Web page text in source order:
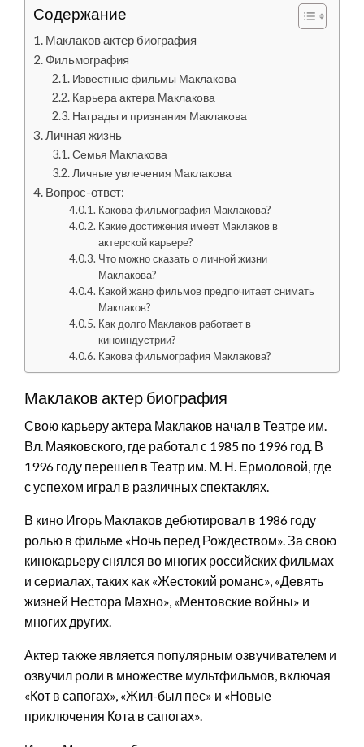
Содержание
Маклаков актер биография
Фильмография
Известные фильмы Маклакова
Карьера актера Маклакова
Награды и признания Маклакова
Личная жизнь
Семья Маклакова
Личные увлечения Маклакова
Вопрос-ответ:
Какова фильмография Маклакова?
Какие достижения имеет Маклаков в
актерской карьере?
Что можно сказать о личной жизни
Маклакова?
Какой жанр фильмов предпочитает снимать
Маклаков?
Как долго Маклаков работает в
киноиндустрии?
Какова фильмография Маклакова?
Маклаков актер биография
Свою карьеру актера Маклаков начал в Театре им.
Вл. Маяковского, где работал с 1985 по 1996 год. В
1996 году перешел в Театр им. М. Н. Ермоловой, где
с успехом играл в различных спектаклях.
В кино Игорь Маклаков дебютировал в 1986 году
ролью в фильме «Ночь перед Рождеством». За свою
кинокарьеру снялся во многих российских фильмах
и сериалах, таких как «Жестокий романс», «Девять
жизней Нестора Махно», «Ментовские войны» и
многих других.
Актер также является популярным озвучивателем и
озвучил роли в множестве мультфильмов, включая
«Кот в сапогах», «Жил-был пес» и «Новые
приключения Кота в сапогах».